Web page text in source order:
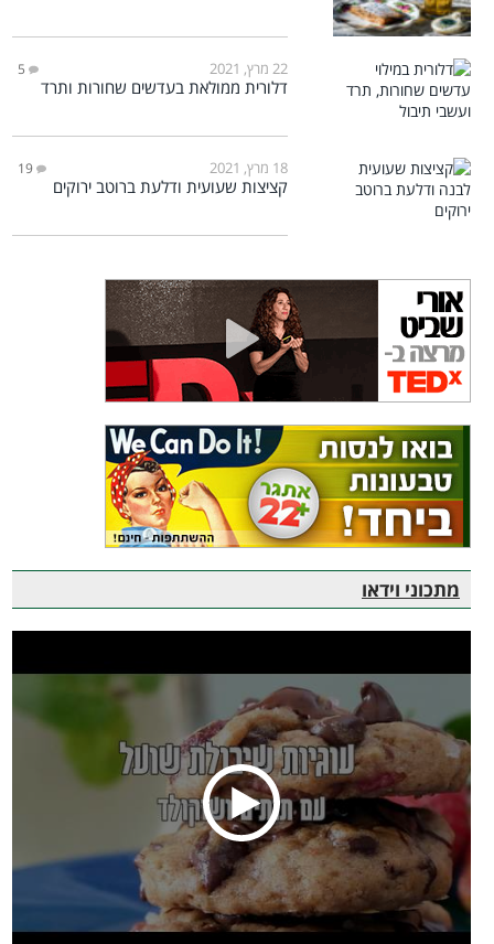
22 מרץ, 2021 5
דלורית ממולאת בעדשים שחורות ותרד
18 מרץ, 2021 19
קציצות שעועית ודלעת ברוטב ירוקים
מתכוני וידאו